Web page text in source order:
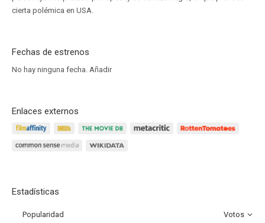
cierta polémica en USA.
Fechas de estrenos
No hay ninguna fecha. Añadir
Enlaces externos
Estadísticas
Popularidad Votos